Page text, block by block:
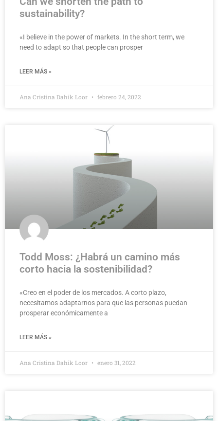
sustainability?
«I believe in the power of markets. In the short term, we
need to adapt so that people can prosper
LEER MÁS »
Ana Cristina Dahik Loor febrero 24, 2022
Todd Moss: ¿Habrá un camino más
corto hacia la sostenibilidad?
«Creo en el poder de los mercados. A corto plazo,
necesitamos adaptarnos para que las personas puedan
prosperar económicamente a
LEER MÁS »
Ana Cristina Dahik Loor enero 31, 2022